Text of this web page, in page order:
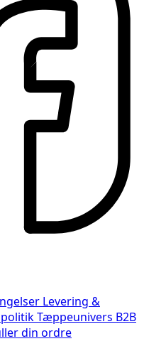
Levering &
Tæppeunivers B2B
din ordre